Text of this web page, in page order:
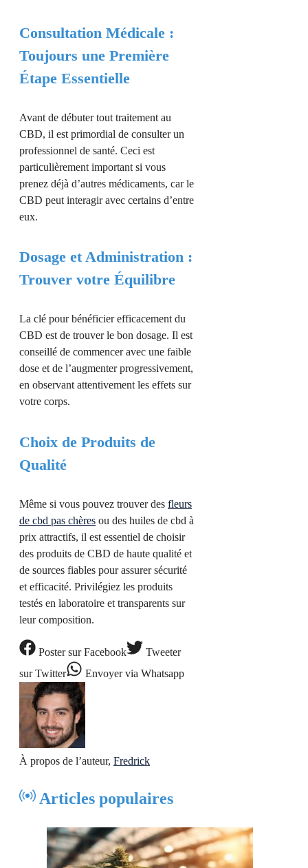
Consultation Médicale :
Toujours une Première
Étape Essentielle
Avant de débuter tout traitement au
CBD, il est primordial de consulter un
professionnel de santé. Ceci est
particulièrement important si vous
prenez déjà d’autres médicaments, car le
CBD peut interagir avec certains d’entre
eux.
Dosage et Administration :
Trouver votre Équilibre
La clé pour bénéficier efficacement du
CBD est de trouver le bon dosage. Il est
conseillé de commencer avec une faible
dose et de l’augmenter progressivement,
en observant attentivement les effets sur
votre corps.
Choix de Produits de
Qualité
Même si vous pouvez trouver des fleurs
de cbd pas chères ou des huiles de cbd à
prix attractifs, il est essentiel de choisir
des produits de CBD de haute qualité et
de sources fiables pour assurer sécurité
et efficacité. Privilégiez les produits
testés en laboratoire et transparents sur
leur composition.
Postersur Facebook
Tweeter
sur Twitter
Envoyervia Whatsapp
À propos de l’auteur, Fredrick
Articles populaires